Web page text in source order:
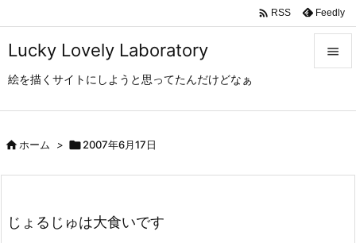
Lucky Lovely Laboratory
絵を描くサイトにしようと思ってたんだけどなぁ

 RSS Feedly
ホーム > 2007年6月17日
じょるじゅは大食いです